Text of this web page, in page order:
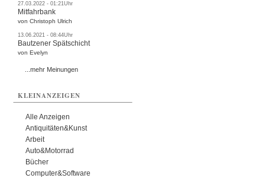
27.03.2022 - 01:21Uhr
Mitfahrbank
von Christoph Ulrich
13.06.2021 - 08:44Uhr
Bautzener Spätschicht
von Evelyn
...mehr Meinungen
KLEINANZEIGEN
Alle Anzeigen
Antiquitäten&Kunst
Arbeit
Auto&Motorrad
Bücher
Computer&Software